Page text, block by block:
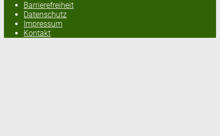
Barrierefreiheit
Datenschutz
Impressum
Kontakt